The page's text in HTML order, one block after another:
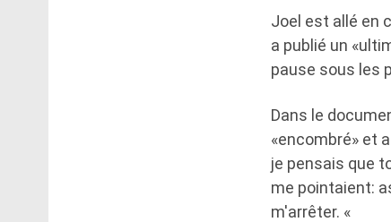
Joel est allé en
a publié un
pause sous les
Dans le
«encombré» et
je pensais que
me pointaient:
m'arrêter. «